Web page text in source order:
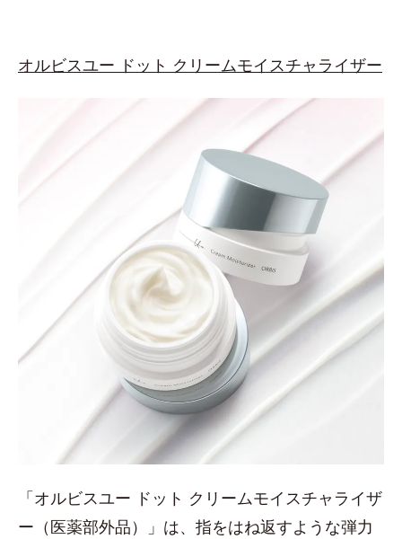
オルビスユー ドット クリームモイスチャライザー
「オルビスユー ドット クリームモイスチャライザ
ー（医薬部外品）」は、指をはね返すような弾力